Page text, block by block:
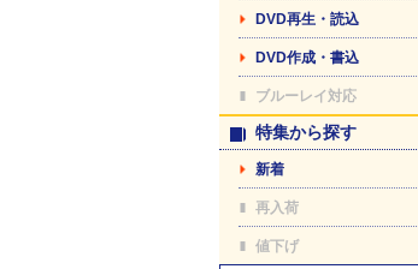
DVD再生・読込
DVD作成・書込
ブルーレイ対応
特集から探す
新着
再入荷
値下げ